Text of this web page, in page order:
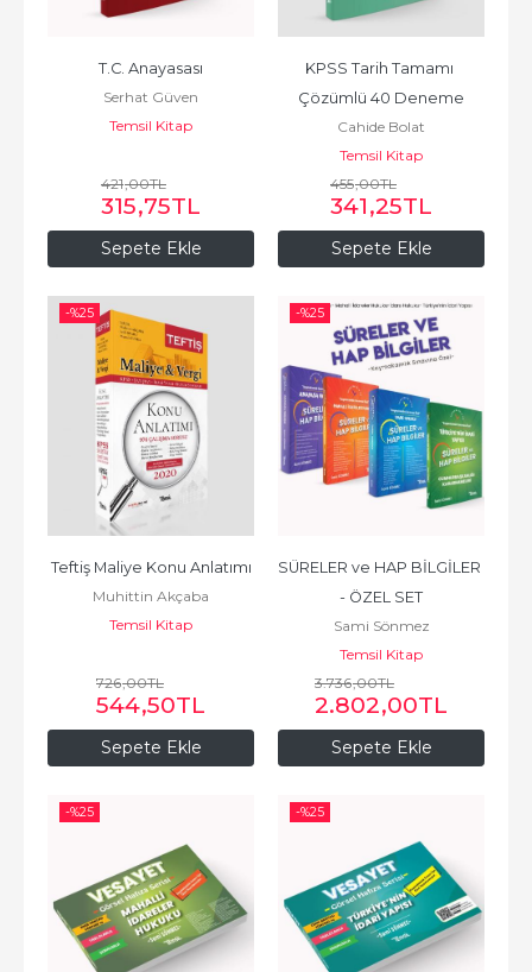
Sepete Ekle
T.C. Anayasası
Serhat Güven
Temsil Kitap
421,00TL
315,75TL
Sepete Ekle
KPSS Tarih Tamamı
Çözümlü 40 Deneme
Cahide Bolat
Temsil Kitap
455,00TL
341,25TL
-%25
Sepete Ekle
Teftiş Maliye Konu Anlatımı
Muhittin Akçaba
Temsil Kitap
726,00TL
544,50TL
-%25
Sepete Ekle
SÜRELER ve HAP BİLGİLER
- ÖZEL SET
Sami Sönmez
Temsil Kitap
3.736,00TL
2.802,00TL
-%25 -%25